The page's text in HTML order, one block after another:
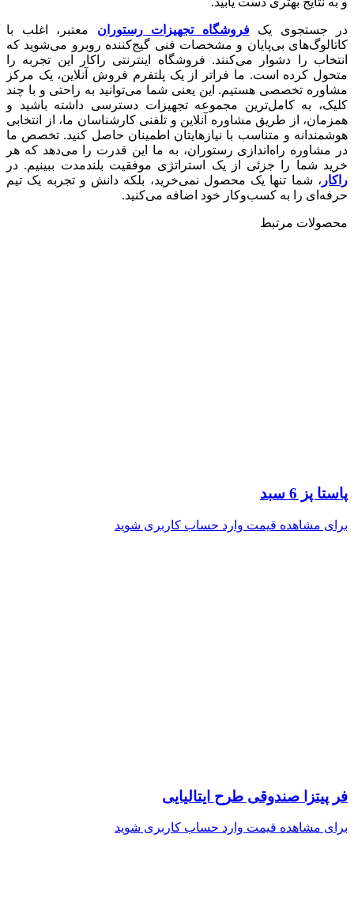
در جستجوی یک فروشگاه تجهیزات رستوران
معتبر، اغلب با
کاتالوگ‌های بی‌پایان و مشخصات فنی گیج‌کننده روبرو می‌شوید که
انتخاب را دشوار می‌کنند. فروشگاه اینترنتی راکار این تجربه را
متحول کرده است. ما فراتر از یک پلتفرم فروش آنلاین، یک مرکز
مشاوره تخصصی هستیم. این یعنی شما می‌توانید به راحتی و با چند
کلیک، به کامل‌ترین مجموعه تجهیزات دسترسی داشته باشید و
همزمان، از طریق مشاوره آنلاین و تلفنی کارشناسان ما، از انتخابی
هوشمندانه و متناسب با نیازهایتان اطمینان حاصل کنید. تخصص ما
در مشاوره راه‌اندازی رستوران، به ما این قدرت را می‌دهد که هر
خرید شما را جزئی از یک استراتژی موفقیت بلندمدت ببینیم. در
راکار ، شما تنها یک محصول نمی‌خرید، بلکه دانش و تجربه یک تیم
حرفه‌ای را به کسب‌وکار خود اضافه می‌کنید.
محصولات مرتبط
پاستا پز 6 سبد
برای مشاهده قیمت وارد حساب کاربری شوید
فر پیتزا صندوقی طرح ایتالیایی
برای مشاهده قیمت وارد حساب کاربری شوید